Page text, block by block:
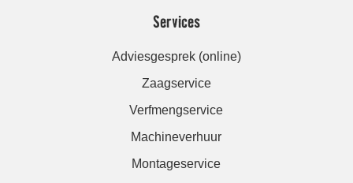
Services
Adviesgesprek (online)
Zaagservice
Verfmengservice
Machineverhuur
Montageservice